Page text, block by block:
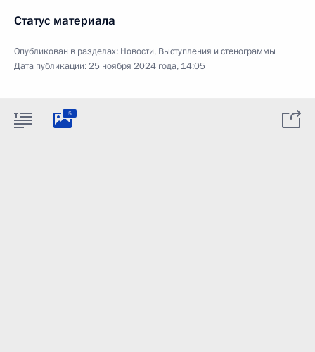
Статус материала
Опубликован в разделах: Новости, Выступления и стенограммы
Дата публикации:25 ноября 2024 года, 14:05
5